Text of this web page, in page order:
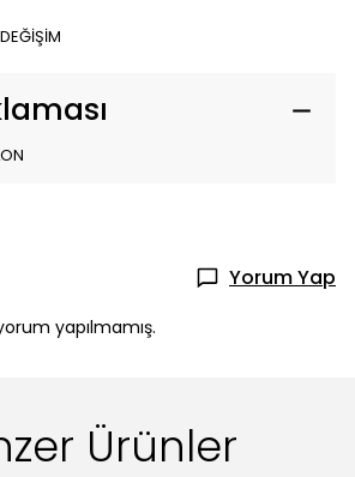
Yorum Yap
yapılmamış.
Ürünler